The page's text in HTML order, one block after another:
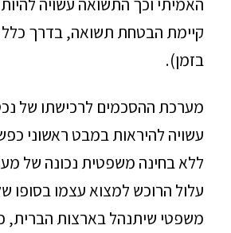
האמיתי וכך התשואה עשויה
קיימת הבטחת תשואה, בדרך כלל
בזמן).
מערכת ההסכמים לרכישתו של
עשויה להיראות במבט ראשוני
ללא בחינה משפטית נכונה של
עלול הרוכש למצוא עצמו בסופו
משפטי שיתנהל בארצות הברית,